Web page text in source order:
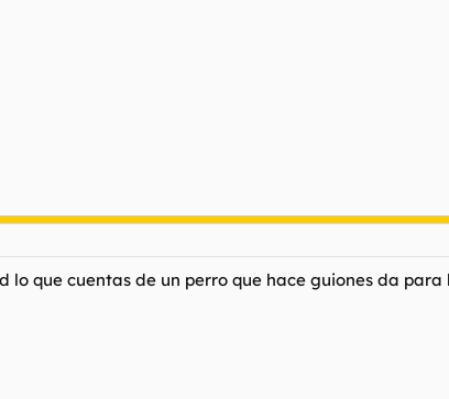
que cuentas de un perro que hace guiones da para